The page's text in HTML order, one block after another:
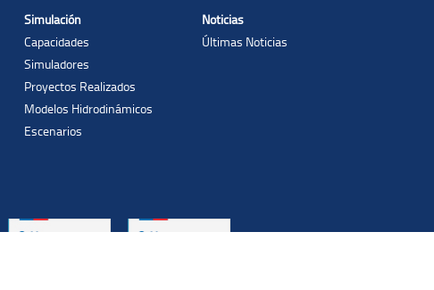
Simulación
Capacidades
Simuladores
Proyectos Realizados
Modelos Hidrodinámicos
Escenarios
Noticias
Últimas Noticias